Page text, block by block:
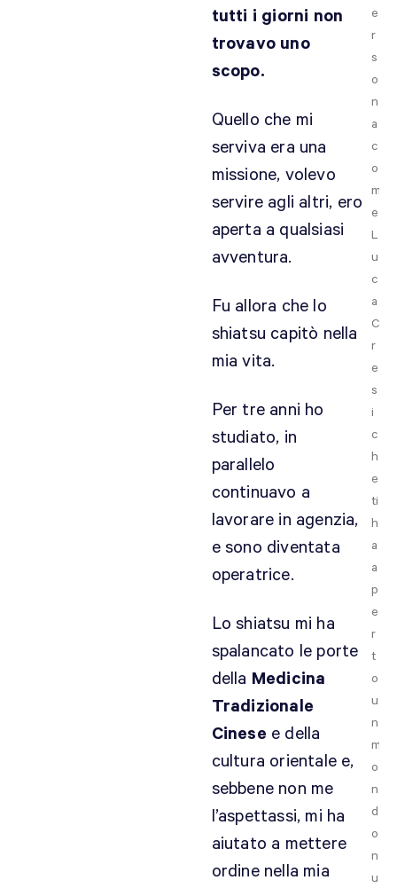
tutti i giorni non
trovavo uno
scopo.
Quello che mi
serviva era una
missione, volevo
servire agli altri, ero
aperta a qualsiasi
avventura.
Fu allora che lo
shiatsu capitò nella
mia vita.
Per tre anni ho
studiato, in
parallelo
continuavo a
lavorare in agenzia,
e sono diventata
operatrice.
Lo shiatsu mi ha
spalancato le porte
della Medicina
Tradizionale
Cinese e della
cultura orientale e,
sebbene non me
l’aspettassi, mi ha
aiutato a mettere
ordine nella mia
e
r
s
o
n
a
c
o
m
e
L
u
c
a
C
r
e
s
i
c
h
e
ti
h
a
a
p
e
r
t
o
u
n
m
o
n
d
o
n
u